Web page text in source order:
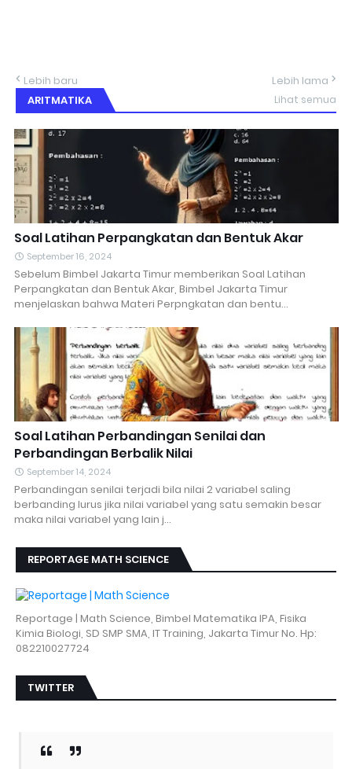
Lebih baru
Lebih lama
ARITMATIKA
Lihat semua
Soal Latihan Perpangkatan dan Bentuk Akar
September 16, 2024
Sebelum Bimbel Jakarta Timur memberikan Soal Latihan
Perpangkatan dan Bentuk Akar, Bimbel Jakarta Timur
menjelaskan bahwa Materi Perpngkatan dan bentu…
Soal Latihan Perbandingan Senilai dan
Perbandingan Berbalik Nilai
September 14, 2024
Perbandingan senilai terjadi bila nilai 2 variabel saling
berbanding lurus jika nilai variabel yang satu semakin besar
maka nilai variabel yang lain j…
REPORTAGE MATH SCIENCE
Reportage | Math Science, Bimbel Matematika IPA, Fisika
Kimia Biologi, SD SMP SMA, IT Training, Jakarta Timur No. Hp:
082210027724
TWITTER